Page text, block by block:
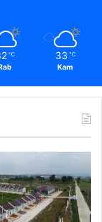
℃ 33 ℃
Kam